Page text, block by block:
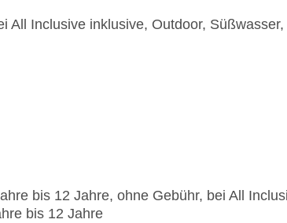
Strandbar „Sailor's
All Inclusive inklusive, Outdoor,
bis 12 Jahre, ohne Gebühr, bei All
bis 12 Jahre